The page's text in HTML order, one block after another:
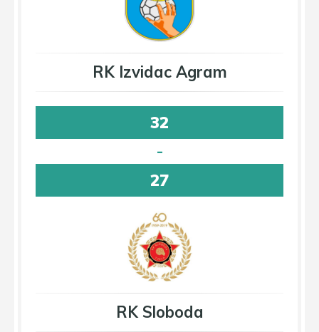
RK Izvidac Agram
32
-
27
RK Sloboda